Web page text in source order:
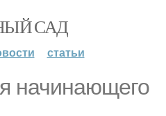
САД
статьи
начинающего